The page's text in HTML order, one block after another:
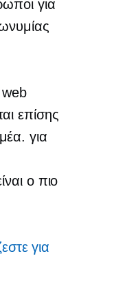
για
web
επίσης
για
ο πιο
για